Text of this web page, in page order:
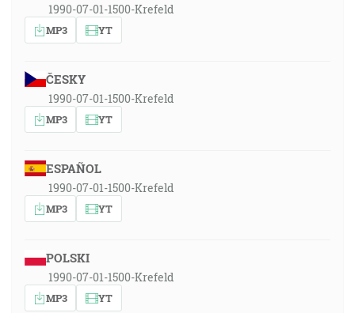
1990-07-01-1500-Krefeld
MP3 YT
ČESKY
1990-07-01-1500-Krefeld
MP3 YT
ESPAÑOL
1990-07-01-1500-Krefeld
MP3 YT
POLSKI
1990-07-01-1500-Krefeld
MP3 YT